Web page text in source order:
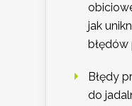
jak
Błędy
do